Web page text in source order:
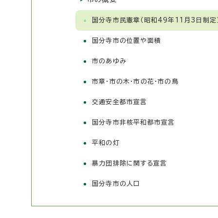
国分寺市民憲章（昭和49年11月3日制定
国分寺市の位置や面積
市のあゆみ
市章・市の木・市の花・市の鳥
交通安全都市宣言
国分寺市非核平和都市宣言
平和の灯
暴力団排除に関する宣言
国分寺市の人口